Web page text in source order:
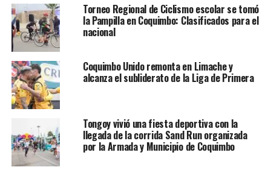
Torneo Regional de Ciclismo escolar se tomó
la Pampilla en Coquimbo: Clasificados para el
nacional
Coquimbo Unido remonta en Limache y
alcanza el subliderato de la Liga de Primera
Tongoy vivió una fiesta deportiva con la
llegada de la corrida Sand Run organizada
por la Armada y Municipio de Coquimbo